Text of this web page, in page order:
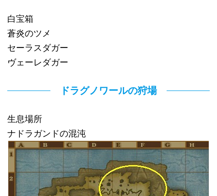
白宝箱
蒼炎のツメ
セーラスダガー
ヴェーレダガー
ドラグノワールの狩場
生息場所
ナドラガンドの混沌